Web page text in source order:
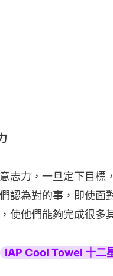
志力，一旦定下目標
認為對的事，即使面
使他們能夠完成很多
IAP Cool Towel 十二